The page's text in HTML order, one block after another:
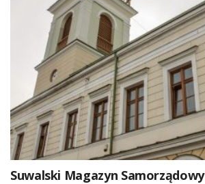
Suwalski Magazyn Samorządowy